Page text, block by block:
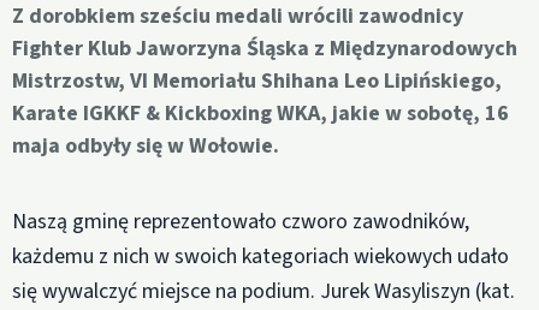
Z dorobkiem sześciu medali wrócili zawodnicy
Fighter Klub Jaworzyna Śląska z Międzynarodowych
Mistrzostw, VI Memoriału Shihana Leo Lipińskiego,
Karate IGKKF & Kickboxing WKA, jakie w sobotę, 16
maja odbyły się w Wołowie.
Naszą gminę reprezentowało czworo zawodników,
każdemu z nich w swoich kategoriach wiekowych udało
się wywalczyć miejsce na podium. Jurek Wasyliszyn (kat.